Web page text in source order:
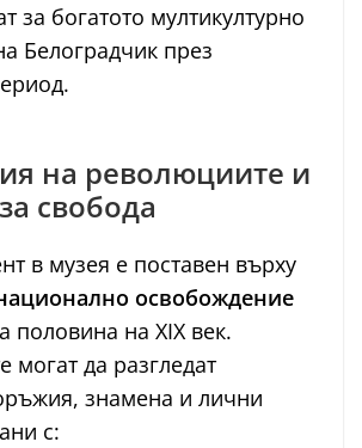
за богатото мултикултурно
Белоградчик през
на революциите и
свобода
в музея е поставен върху
освобождение
половина на XIX век.
могат да разгледат
знамена и лични
с: